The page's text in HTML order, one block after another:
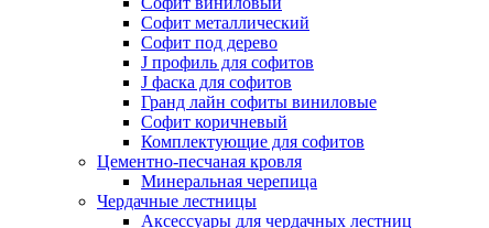
Софит металлический
Софит под дерево
J профиль для софитов
J фаска для софитов
Гранд лайн софиты виниловые
Софит коричневый
Комплектующие для софитов
Цементно-песчаная кровля
Минеральная черепица
Чердачные лестницы
Аксессуары для чердачных лестниц